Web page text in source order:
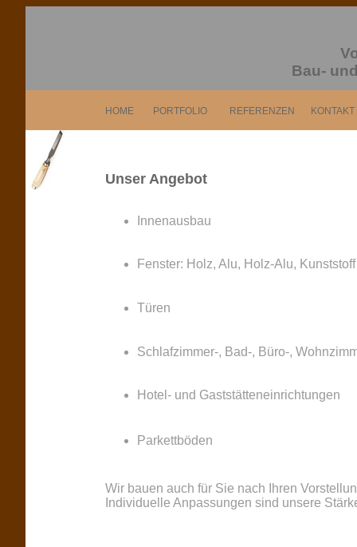
Bau-
HOME PORTFOLIO REFERENZEN KONTAKT
Unser Angebot
Innenausbau
Fenster: Holz, Alu, Holz-Alu, Kunststoff
Türen
Schlafzimmer-, Bad-, Büro-,
Hotel- und Gaststätteneinrichtungen
Parkettböden
Wir bauen auch für Sie nach Ihren
Individuelle Anpassungen sind unsere